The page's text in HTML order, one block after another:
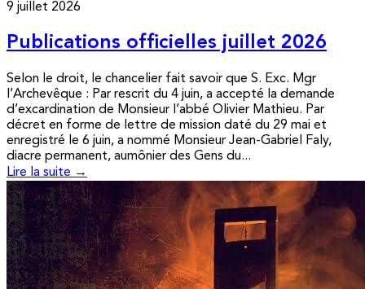
9 juillet 2026
Publications officielles juillet 2026
Selon le droit, le chancelier fait savoir que S. Exc. Mgr
l’Archevêque : Par rescrit du 4 juin, a accepté la demande
d’excardination de Monsieur l’abbé Olivier Mathieu. Par
décret en forme de lettre de mission daté du 29 mai et
enregistré le 6 juin, a nommé Monsieur Jean-Gabriel Faly,
diacre permanent, aumônier des Gens du...
Lire la suite →